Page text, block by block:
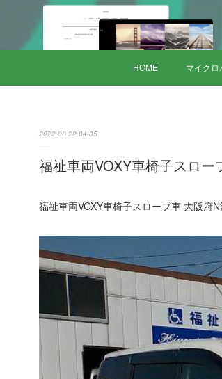
HOME マイク
2022.08.22 04:35
福祉車両VOXY車椅子スロ
福祉車両VOXY車椅子スロープ車 大阪府